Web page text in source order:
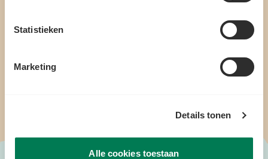
Statistieken
Marketing
Details tonen
Alle cookies toestaan
ONTVANG DE BESTE AANBIEDINGEN, PERSOONLIJK